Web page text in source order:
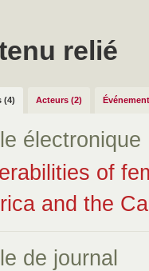
relié
(4) Acteurs (2)
électronique
of
and the
de journal